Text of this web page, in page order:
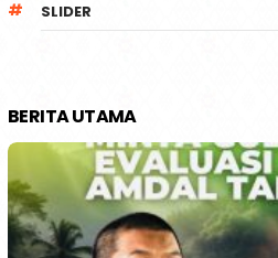
SLIDER
BERITA UTAMA